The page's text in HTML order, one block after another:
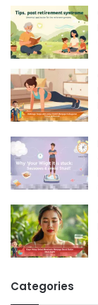
Categories